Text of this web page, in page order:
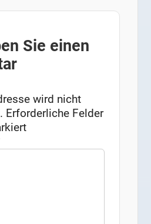
Sie einen
wird nicht
Erforderliche Felder